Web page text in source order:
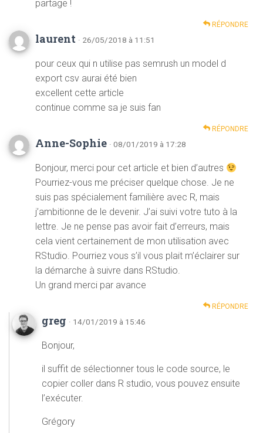
partage !
RÉPONDRE
laurent · 26/05/2018 à 11:51
pour ceux qui n utilise pas semrush un model d
export csv aurai été bien
excellent cette article
continue comme sa je suis fan
RÉPONDRE
Anne-Sophie · 08/01/2019 à 17:28
Bonjour, merci pour cet article et bien d’autres
Pourriez-vous me préciser quelque chose. Je ne
suis pas spécialement familière avec R, mais
j’ambitionne de le devenir. J’ai suivi votre tuto à la
lettre. Je ne pense pas avoir fait d’erreurs, mais
cela vient certainement de mon utilisation avec
RStudio. Pourriez vous s’il vous plait m’éclairer sur
la démarche à suivre dans RStudio.
Un grand merci par avance
RÉPONDRE
greg · 14/01/2019 à 15:46
Bonjour,
il suffit de sélectionner tous le code source, le
copier coller dans R studio, vous pouvez ensuite
l’exécuter.
Grégory